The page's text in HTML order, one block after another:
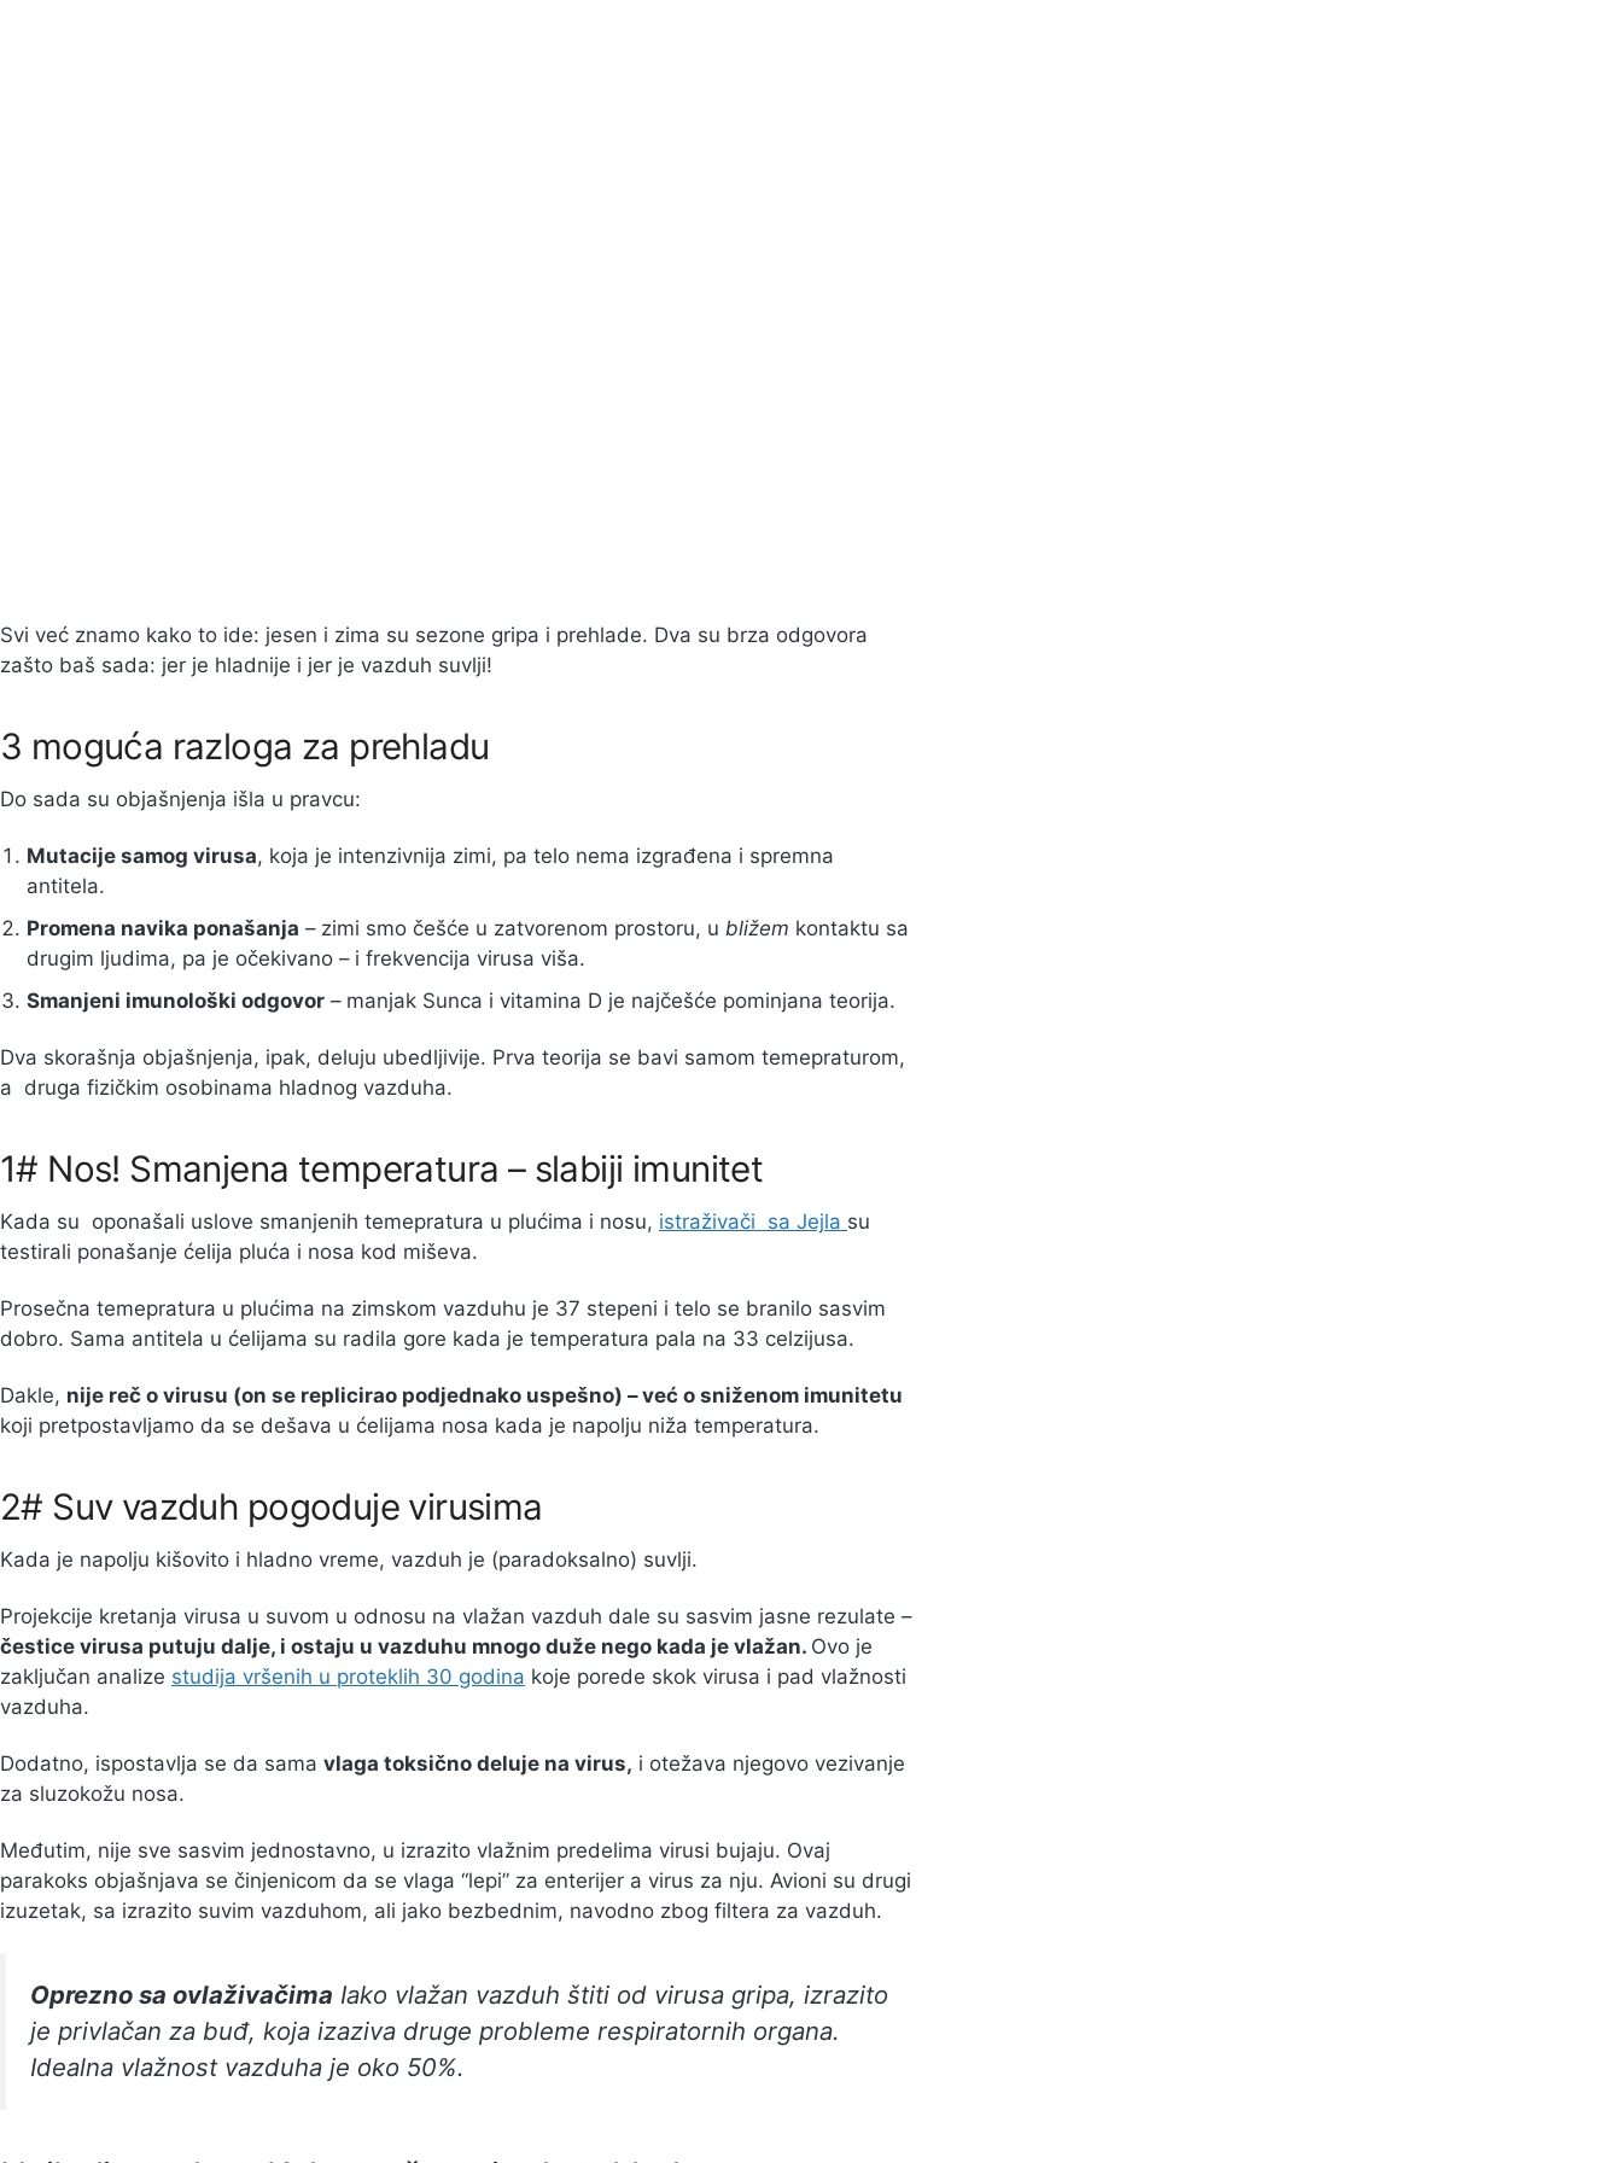
Svi već znamo kako to ide: jesen i zima su sezone gripa i prehlade. Dva su brza odgovora
zašto baš sada: jer je hladnije i jer je vazduh suvlji!
3 moguća razloga za prehladu
Do sada su objašnjenja išla u pravcu:
Mutacije samog virusa, koja je intenzivnija zimi, pa telo nema izgrađena i spremna
antitela.
Promena navika ponašanja – zimi smo češće u zatvorenom prostoru, u bližem kontaktu sa
drugim ljudima, pa je očekivano – i frekvencija virusa viša.
Smanjeni imunološki odgovor – manjak Sunca i vitamina D je najčešće pominjana teorija.
Dva skorašnja objašnjenja, ipak, deluju ubedljivije. Prva teorija se bavi samom temepraturom,
a druga fizičkim osobinama hladnog vazduha.
1# Nos! Smanjena temperatura – slabiji imunitet
Kada su oponašali uslove smanjenih temepratura u plućima i nosu, istraživači sa Jejla su
testirali ponašanje ćelija pluća i nosa kod miševa.
Prosečna temepratura u plućima na zimskom vazduhu je 37 stepeni i telo se branilo sasvim
dobro. Sama antitela u ćelijama su radila gore kada je temperatura pala na 33 celzijusa.
Dakle, nije reč o virusu (on se replicirao podjednako uspešno) – već o sniženom imunitetu
koji pretpostavljamo da se dešava u ćelijama nosa kada je napolju niža temperatura.
2# Suv vazduh pogoduje virusima
Kada je napolju kišovito i hladno vreme, vazduh je (paradoksalno) suvlji.
Projekcije kretanja virusa u suvom u odnosu na vlažan vazduh dale su sasvim jasne rezulate –
čestice virusa putuju dalje, i ostaju u vazduhu mnogo duže nego kada je vlažan. Ovo je
zaključan analize studija vršenih u proteklih 30 godina koje porede skok virusa i pad vlažnosti
vazduha.
Dodatno, ispostavlja se da sama vlaga toksično deluje na virus, i otežava njegovo vezivanje
za sluzokožu nosa.
Međutim, nije sve sasvim jednostavno, u izrazito vlažnim predelima virusi bujaju. Ovaj
parakoks objašnjava se činjenicom da se vlaga “lepi” za enterijer a virus za nju. Avioni su drugi
izuzetak, sa izrazito suvim vazduhom, ali jako bezbednim, navodno zbog filtera za vazduh.
Oprezno sa ovlaživačima Iako vlažan vazduh štiti od virusa gripa, izrazito
je privlačan za buđ, koja izaziva druge probleme respiratornih organa.
Idealna vlažnost vazduha je oko 50%.